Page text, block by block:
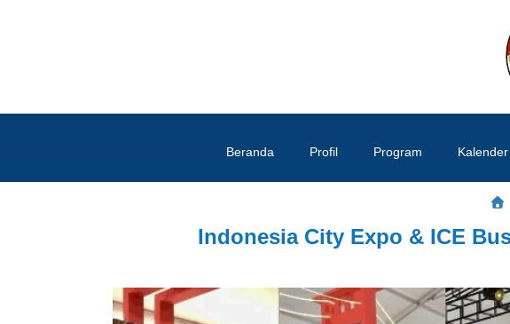
Beranda Profil Program Kalender
Indonesia City Expo & ICE